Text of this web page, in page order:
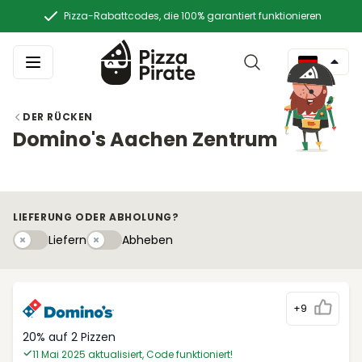
Pizza-Rabattcodes, die 100% garantiert funktionieren
DER RÜCKEN
Domino's Aachen Zentrum
LIEFERUNG ODER ABHOLUNG?
LiefernLiefernAbhebeny
Abheben
+9
20% auf 2 Pizzen
11 Mai 2025 aktualisiert, Code funktioniert!